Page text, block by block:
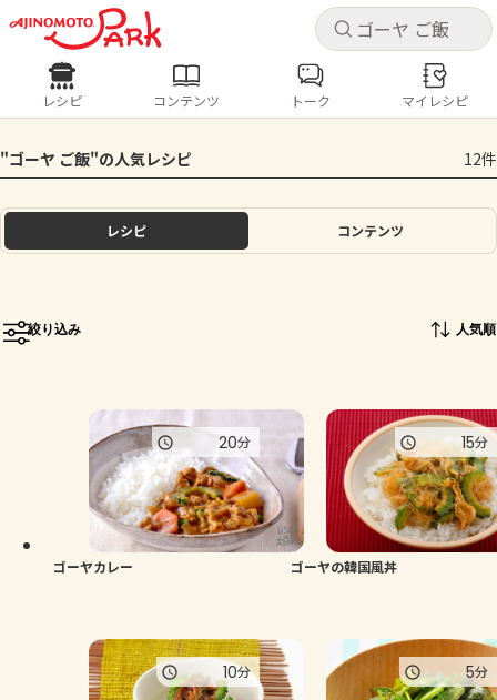
キャ
ログインするとレシピを保存できます
ログイン
ホーム
トーク
よくあるお問い合わせ
お買い物
キャ
レシピ コンテンツ
人気の食材・レシピ
きゅうり なす トマト とうもろこし
ピーマン
レシピ コンテンツ トーク マイレシピ
"ゴーヤ ご飯"の人気レシピ 12件
レシピ コンテンツ
絞り込み 人気順
ゴーヤカレー
20分
ゴーヤの韓国風丼
15分
10分 5分